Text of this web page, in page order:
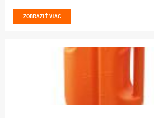
ZOBRAZIŤ VIAC